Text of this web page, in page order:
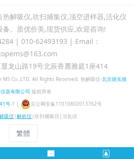
解吸仪,吹扫捕集仪,顶空进样器,活化仪
备。质优价美,现货供应,欢迎咨询!
| 010-62493193 | Email：
龙山路19号北辰香麓雅庭1座414
Co.,LTD. All Rights Reserved. 热解吸仪-北京踏实德
器有限公司 版权所有
号-1 |
京公网安备11010802013762号
吸仪 | 解析仪 |吹扫捕集仪|活化仪
繁體